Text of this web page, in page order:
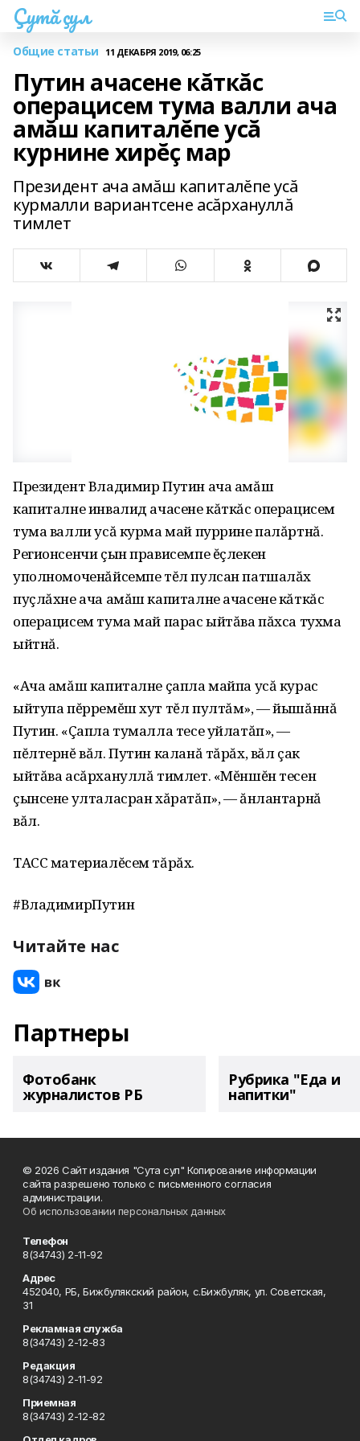
Çутă çул
Общие статьи 11 ДЕКАБРЯ 2019, 06:25
Путин ачасене кăткăс
операцисем тума валли ача
амăш капиталĕпе усă
курнине хирĕç мар
Президент ача амăш капиталĕпе усă
курмалли вариантсене асăрхануллă
тимлет
Президент Владимир Путин ача амăш
капиталне инвалид ачасене кăткăс операцисем
тума валли усă курма май пуррине палăртнă.
Регионсенчи çын прависемпе ĕçлекен
уполномоченăйсемпе тĕл пулсан патшалăх
пуçлăхне ача амăш капиталне ачасене кăткăс
операцисем тума май парас ыйтăва пăхса тухма
ыйтнă.
«Ача амăш капиталне çапла майпа усă курас
ыйтупа пĕрремĕш хут тĕл пултăм», — йышăннă
Путин. «Çапла тумалла тесе уйлатăп», —
пĕлтернĕ вăл. Путин каланă тăрăх, вăл çак
ыйтăва асăрхануллă тимлет. «Мĕншĕн тесен
çынсене улталасран хăратăп», — ăнлантарнă
вăл.
ТАСС материалĕсем тăрăх.
#ВладимирПутин
Читайте нас
Партнеры
Фотобанк
журналистов РБ
Рубрика "Еда и
напитки"
© 2026 Сайт издания "Сута сул" Копирование информации
сайта разрешено только с письменного согласия
администрации.
Об использовании персональных данных
Телефон
8(34743) 2-11-92
Адрес
452040, РБ, Бижбулякский район, с.Бижбуляк, ул. Советская,
31
Рекламная служба
8(34743) 2-12-83
Редакция
8(34743) 2-11-92
Приемная
8(34743) 2-12-82